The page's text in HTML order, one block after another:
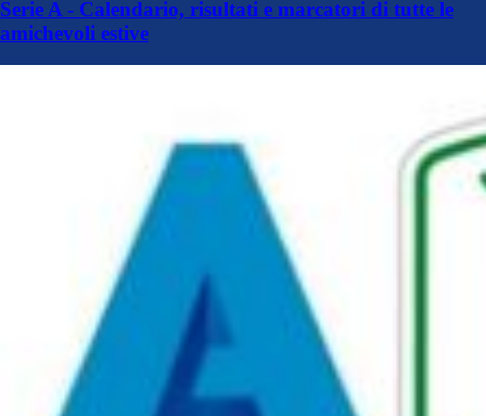
Serie A - Calendario, risultati e marcatori di tutte le
amichevoli estive